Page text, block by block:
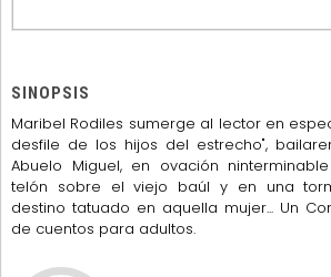
SINOPSIS
Maribel Rodiles sumerge al lector en
desfile de los hijos del estrecho",
Abuelo Miguel, en ovación
telón sobre el viejo baúl y en una
destino tatuado en aquella mujer... Un
de cuentos para adultos.